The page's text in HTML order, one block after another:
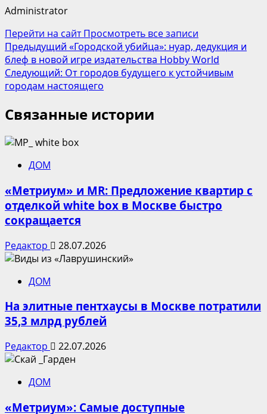
Administrator
Перейти на сайтПросмотреть все записи
Навигация
записи
Предыдущий «Городской убийца»: нуар, дедукция и
блеф в новой игре издательства Hobby World
Следующий: От городов будущего к устойчивым
городам настоящего
Связанные истории
ДОМ
«Метриум» и MR: Предложение квартир с
отделкой white box в Москве быстро
сокращается
Редактор 28.07.2026
ДОМ
На элитные пентхаусы в Москве потратили
35,3 млрд рублей
Редактор 22.07.2026
ДОМ
«Метриум»: Самые доступные